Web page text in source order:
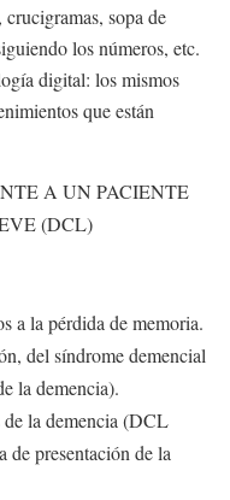
crucigramas, sopa de
los números, etc.
digital: los mismos
que están
A UN PACIENTE
(DCL)
a la pérdida de memoria.
del síndrome demencial
la demencia).
de la demencia (DCL
de presentación de la